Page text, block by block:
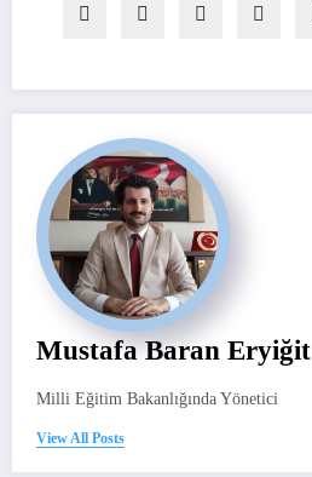
Mustafa Baran Eryiğit
Milli Eğitim Bakanlığında Yönetici
View All Posts